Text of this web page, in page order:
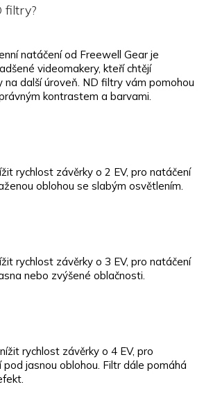
filtry?
natáčení od Freewell Gear je
videomakery, kteří chtějí
na další úroveň. ND filtry vám pomohou
kontrastem a barvami.
rychlost závěrky o 2 EV, pro natáčení
oblohou se slabým osvětlením.
rychlost závěrky o 3 EV, pro natáčení
nebo zvýšené oblačnosti.
rychlost závěrky o 4 EV, pro
jasnou oblohou. Filtr dále pomáhá